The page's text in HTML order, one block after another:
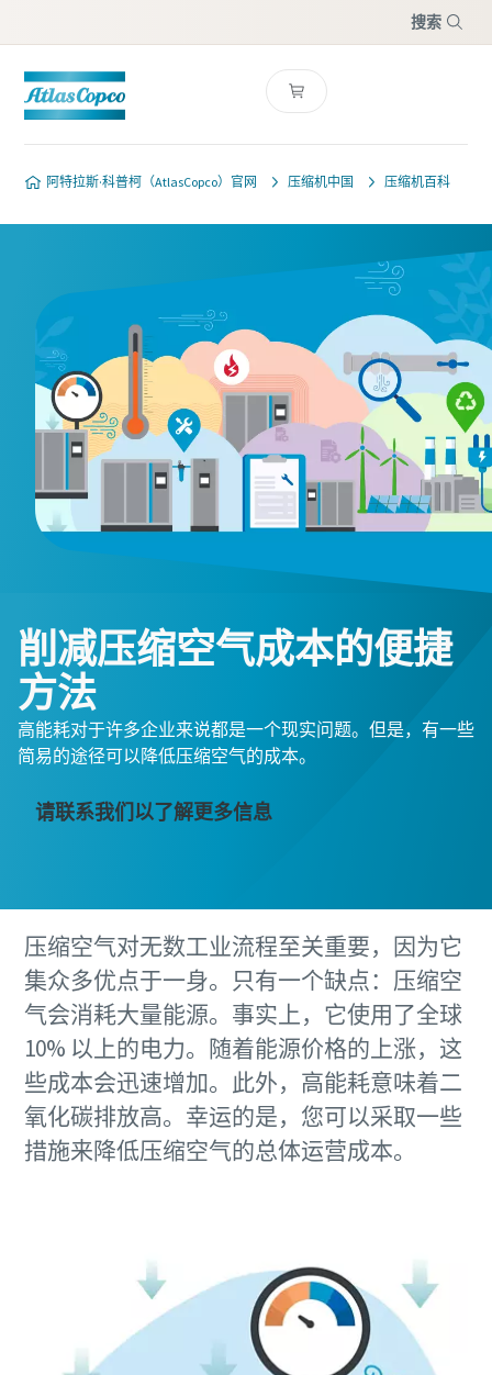
搜索
阿特拉斯·科普柯（AtlasCopco）官网 压缩机中国 压缩机百科
削减压缩空气成本的便捷
方法
高能耗对于许多企业来说都是一个现实问题。但是，有一些
简易的途径可以降低压缩空气的成本。
请联系我们以了解更多信息
压缩空气对无数工业流程至关重要，因为它
集众多优点于一身。只有一个缺点：压缩空
气会消耗大量能源。事实上，它使用了全球
10% 以上的电力。随着能源价格的上涨，这
些成本会迅速增加。此外，高能耗意味着二
氧化碳排放高。幸运的是，您可以采取一些
措施来降低压缩空气的总体运营成本。